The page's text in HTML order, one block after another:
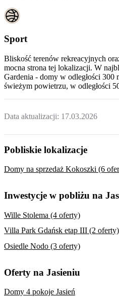
Sport
Bliskość terenów rekreacyjnych
mocna strona tej lokalizacji. W
Gardenia - domy w odległości 300
świeżym powietrzu, w odległości
Data aktualizacji: 17.03.2026
Pobliskie lokalizacje
Domy na sprzedaż Kokoszki (6
Inwestycje w pobliżu na
Wille Stolema (4 oferty)
Villa Park Gdańsk etap III (2 oferty)
Osiedle Nodo (3 oferty)
Oferty na Jasieniu
Domy 4 pokoje Jasień